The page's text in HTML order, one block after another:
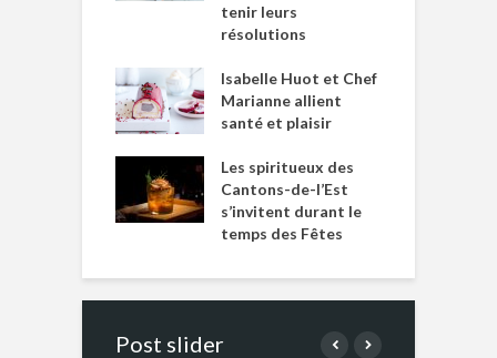
tenir leurs
résolutions
Isabelle Huot et Chef
Marianne allient
santé et plaisir
Les spiritueux des
Cantons-de-l’Est
s’invitent durant le
temps des Fêtes
Post slider